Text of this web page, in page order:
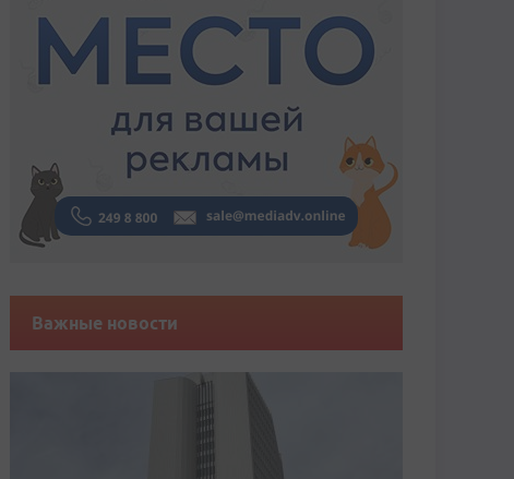
Важные новости